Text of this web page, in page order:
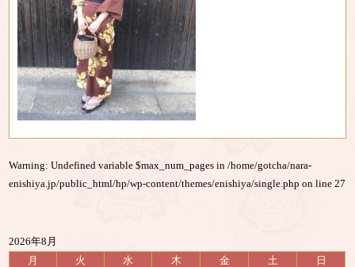
Warning: Undefined variable $max_num_pages in/home/gotcha/nara-
enishiya.jp/public_html/hp/wp-content/themes/enishiya/single.php on line27
2026年8月
月
火 水 木 金 土
日